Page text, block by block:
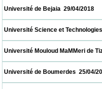
Université de Bejaia  29/
Université Science et
Université Mouloud
Université de Boumerdes